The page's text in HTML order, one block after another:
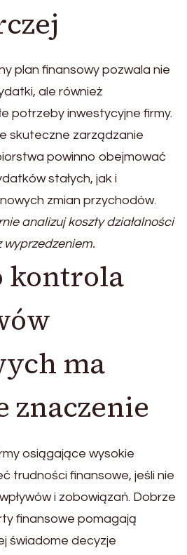
plan finansowy pozwala nie
ale również
potrzeby inwestycyjne firmy.
skuteczne zarządzanie
powinno obejmować
stałych, jak i
zmian przychodów.
analizuj koszty działalności
kontrola
ma
znaczenie
osiągające wysokie
trudności finansowe, jeśli nie
i zobowiązań. Dobrze
finansowe pomagają
świadome decyzje